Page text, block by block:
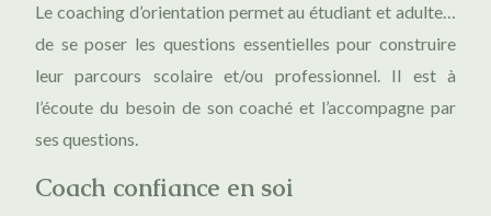
Le coaching d’orientation permet au étudiant et adulte…
de se poser les questions essentielles pour construire
leur parcours scolaire et/ou professionnel. Il est à
l’écoute du besoin de son coaché et l’accompagne par
ses questions.
Coach confiance en soi